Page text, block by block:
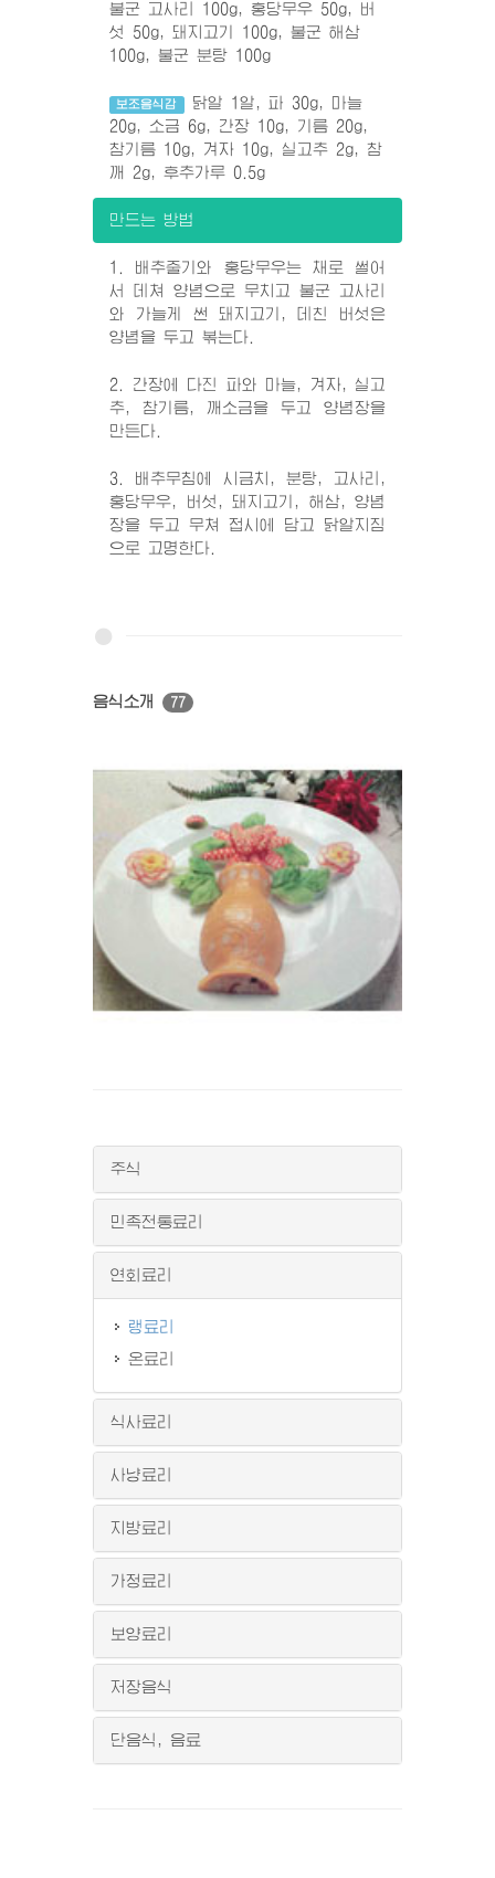
불군 고사리 100g, 홍당무우 50g, 버
섯 50g, 돼지고기 100g, 불군 해삼
100g, 불군 분탕 100g
보조음식감
닭알 1알, 파 30g, 마늘
20g, 소금 6g, 간장 10g, 기름 20g,
참기름 10g, 겨자 10g, 실고추 2g, 참
깨 2g, 후추가루 0.5g
만드는 방법
1. 배추줄기와 홍당무우는 채로 썰어
서 데쳐 양념으로 무치고 불군 고사리
와 가늘게 썬 돼지고기, 데친 버섯은
양념을 두고 볶는다.
2. 간장에 다진 파와 마늘, 겨자, 실고
추, 참기름, 깨소금을 두고 양념장을
만든다.
3. 배추무침에 시금치, 분탕, 고사리,
홍당무우, 버섯, 돼지고기, 해삼, 양념
장을 두고 무쳐 접시에 담고 닭알지짐
으로 고명한다.
음식소개 77
주식
민족전통료리
연회료리
랭료리
온료리
식사료리
사냥료리
지방료리
가정료리
보양료리
저장음식
단음식, 음료